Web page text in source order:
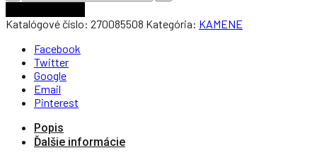
Katalógové číslo: 270085508 Kategória: KAMENE
Facebook
Twitter
Google
Email
Pinterest
Popis
Ďalšie informácie